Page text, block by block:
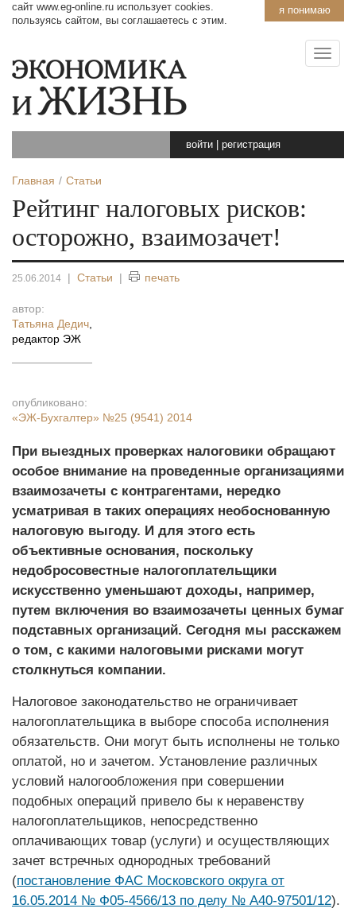
я понимаю
сайт www.eg-online.ru использует cookies.
пользуясь сайтом, вы соглашаетесь с этим.
войти регистрация
Главная Статьи
Рейтинг налоговых рисков:
осторожно, взаимозачет!
25.06.2014 | Статьи | печать
автор:
Татьяна Дедич
редактор ЭЖ
опубликовано:
«ЭЖ-Бухгалтер» №25 (9541) 2014
При выездных проверках налоговики обращают
особое внимание на проведенные организациями
взаимозачеты с контрагентами, нередко
усматривая в таких операциях не­обоснованную
налоговую выгоду. И для этого есть
объективные основания, поскольку
недобросовестные налогоплательщики
искусственно уменьшают доходы, например,
путем включения во взаимозачеты ценных бумаг
подставных организаций. Сегодня мы расскажем
о том, с какими налоговыми рисками могут
столкнуться компании.
Налоговое законодательство не ограничивает
налогоплательщика в выборе способа исполнения
обязательств. Они могут быть исполнены не только
оплатой, но и зачетом. Установление различных
условий налогообложения при совершении
подобных операций привело бы к неравенству
налогоплательщиков, непосредственно
оплачивающих товар (услуги) и осуществляющих
зачет встречных однородных требований
(постановление ФАС Московского округа от
16.05.2014 № Ф05-4566/13 по делу № А40-97501/12).